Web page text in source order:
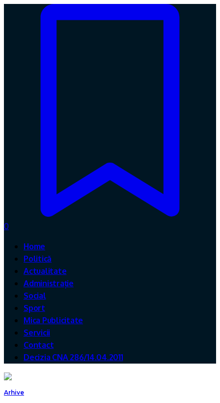
0
Home
Politică
Actualitate
Administrație
Social
Sport
Mica Publicitate
Servicii
Contact
Decizia CNA 286/14.04.2011
Arhive